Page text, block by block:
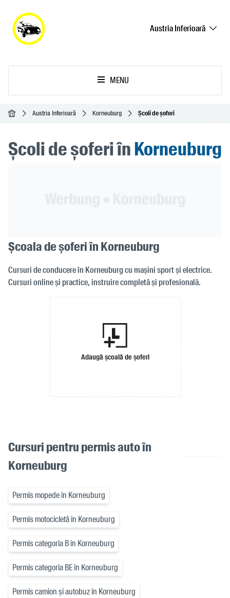
Austria Inferioară
MENU
Acasă Austria Inferioară Korneuburg Școli de șoferi
Școli de șoferi înKorneuburg
Școala de șoferi în Korneuburg
Cursuri de conducere în Korneuburg cu mașini sport și electrice.
Cursuri online și practice, instruire completă și profesională.
Adaugă școală de șoferi
Cursuri pentru permis auto în
Korneuburg
Permis mopede în Korneuburg
Permis motocicletă în Korneuburg
Permis categoria B în Korneuburg
Permis categoria BE în Korneuburg
Permis camion și autobuz în Korneuburg